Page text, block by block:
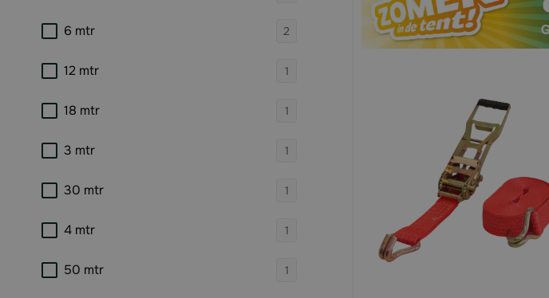
6 mtr 2 products available
12 mtr 1
18 mtr 1
3 mtr 1
30 mtr 1
4 mtr 1 products available
50 mtr 1 products available